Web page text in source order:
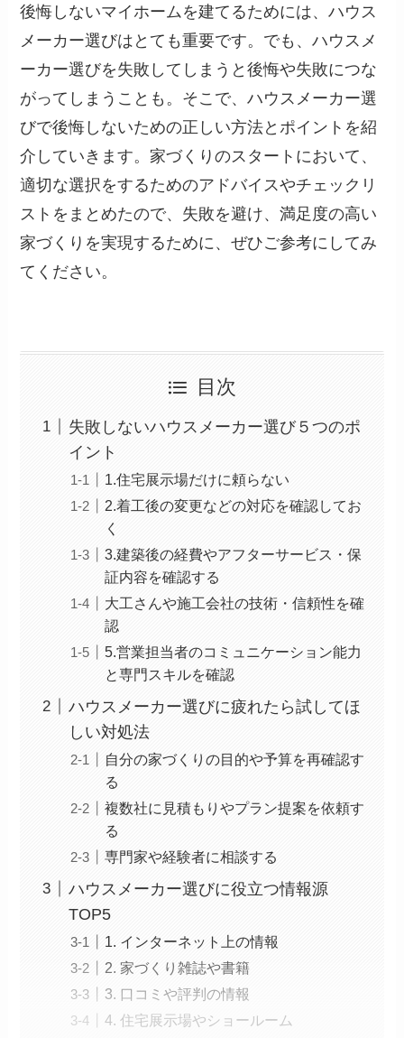
後悔しないマイホームを建てるためには、ハウス
メーカー選びはとても重要です。でも、ハウスメ
ーカー選びを失敗してしまうと後悔や失敗につな
がってしまうことも。そこで、ハウスメーカー選
びで後悔しないための正しい方法とポイントを紹
介していきます。家づくりのスタートにおいて、
適切な選択をするためのアドバイスやチェックリ
ストをまとめたので、失敗を避け、満足度の高い
家づくりを実現するために、ぜひご参考にしてみ
てください。
目次
失敗しないハウスメーカー選び５つのポ
イント
1.住宅展示場だけに頼らない
2.着工後の変更などの対応を確認してお
く
3.建築後の経費やアフターサービス・保
証内容を確認する
大工さんや施工会社の技術・信頼性を確
認
5.営業担当者のコミュニケーション能力
と専門スキルを確認
ハウスメーカー選びに疲れたら試してほ
しい対処法
自分の家づくりの目的や予算を再確認す
る
複数社に見積もりやプラン提案を依頼す
る
専門家や経験者に相談する
ハウスメーカー選びに役立つ情報源
TOP5
1. インターネット上の情報
2. 家づくり雑誌や書籍
3. 口コミや評判の情報
4. 住宅展示場やショールーム